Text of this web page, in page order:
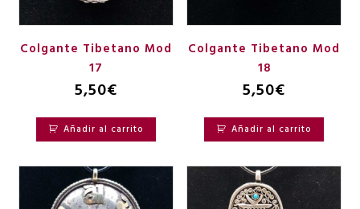
Colgante Tibetano Mod
17
5,50€
Añadir al carrito
Colgante Tibetano Mod
18
5,50€
Añadir al carrito